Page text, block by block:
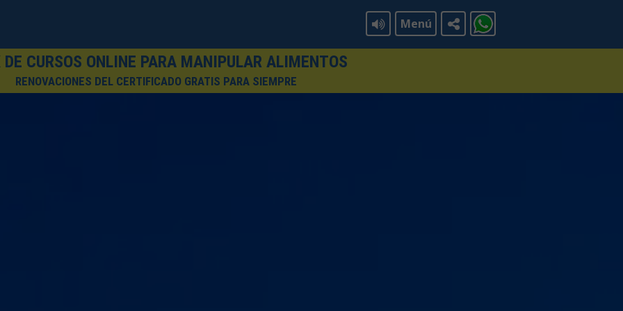
Menú
DE CURSOS ONLINE PARA MANIPULAR ALIMENTOS
RENOVACIONES DEL CERTIFICADO GRATIS PARA SIEMPRE